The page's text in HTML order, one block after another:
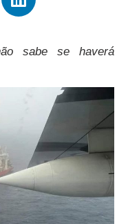
sabe se haverá